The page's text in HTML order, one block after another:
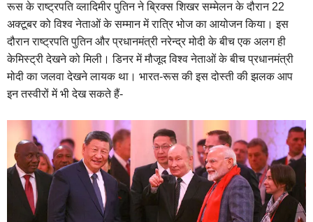
रूस के राष्ट्रपति व्लादिमीर पुतिन ने ब्रिक्स शिखर सम्मेलन के दौरान 22
अक्टूबर को विश्व नेताओं के सम्मान में रात्रि भोज का आयोजन किया। इस
दौरान राष्ट्रपति पुतिन और प्रधानमंत्री नरेन्द्र मोदी के बीच एक अलग ही
केमिस्ट्री देखने को मिली। डिनर में मौजूद विश्व नेताओं के बीच प्रधानमंत्री
मोदी का जलवा देखने लायक था। भारत-रूस की इस दोस्ती की झलक आप
इन तस्वीरों में भी देख सकते हैं-